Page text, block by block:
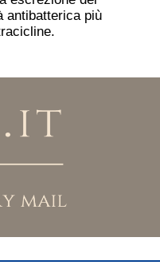
antibatterica più